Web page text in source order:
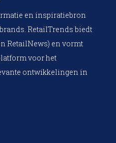
en inspiratiebron
RetailTrends biedt
RetailNews) en vormt
voor het
ontwikkelingen in